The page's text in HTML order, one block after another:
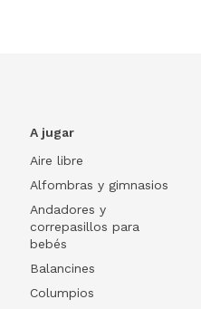
A jugar
Aire libre
Alfombras y gimnasios
Andadores y
correpasillos para
bebés
Balancines
Columpios